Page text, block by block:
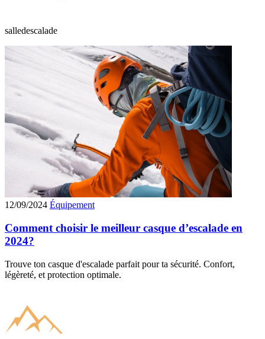
salledescalade
12/09/2024 Équipement
Comment choisir le meilleur casque d’escalade en
2024?
Trouve ton casque d'escalade parfait pour ta sécurité. Confort,
légèreté, et protection optimale.